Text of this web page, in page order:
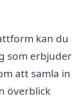
kan du
som erbjuder
att samla in
överblick